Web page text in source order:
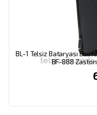
BL-1 Telsiz Bataryası
BF-888